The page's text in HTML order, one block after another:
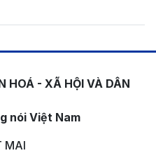
HOÁ - XÃ HỘI VÀ DÂN
nói Việt Nam
MAI